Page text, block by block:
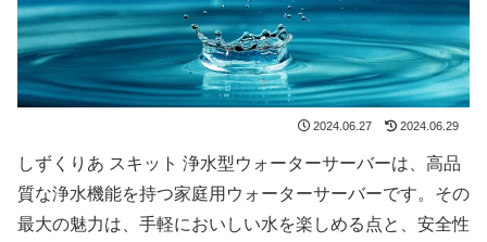
2024.06.27 2024.06.29
しずくりあ スキット 浄水型ウォーターサーバーは、高品
質な浄水機能を持つ家庭用ウォーターサーバーです。その
最大の魅力は、手軽においしい水を楽しめる点と、安全性